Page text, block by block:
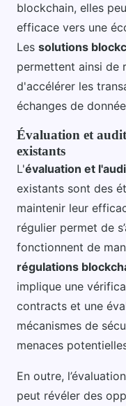
blockchain, elles
efficace vers une
Les solutions
permettent ainsi de
d'accélérer les
échanges de
Évaluation et
existants
L'évaluation et
existants sont des
maintenir leur
régulier permet de
fonctionnent de
régulations
implique une
contracts et une
mécanismes de
menaces
En outre,
peut révéler des